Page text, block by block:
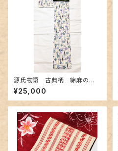
源氏物語 古典柄 綿麻の浴
衣 紅型調
¥25,000